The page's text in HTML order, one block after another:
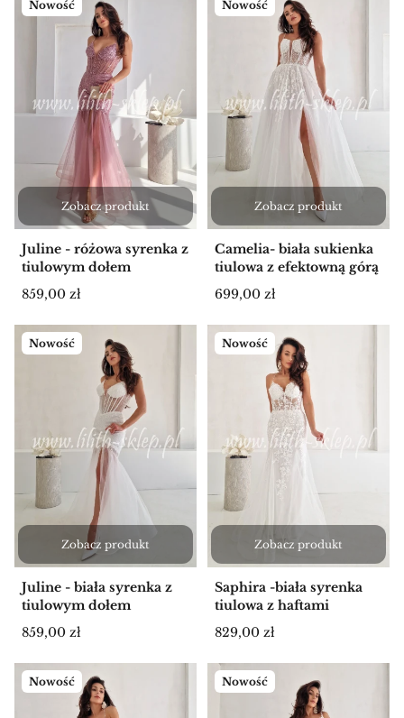
Nowość
Zobacz produkt
Juline - różowa syrenka z
tiulowym dołem
Cena
859,00 zł
Nowość
Zobacz produkt
Camelia- biała sukienka
tiulowa z efektowną górą
Cena
699,00 zł
Nowość
Zobacz produkt
Juline - biała syrenka z
tiulowym dołem
Cena
859,00 zł
Nowość
Zobacz produkt
Saphira -biała syrenka
tiulowa z haftami
Cena
829,00 zł
Nowość Nowość